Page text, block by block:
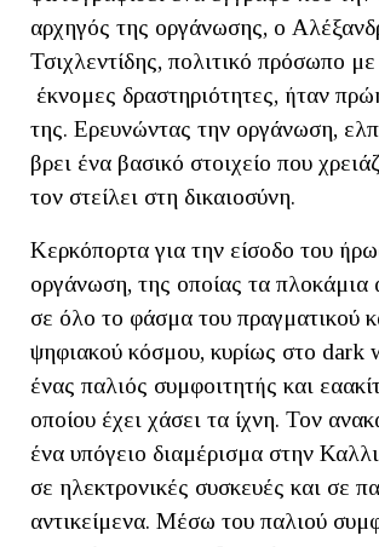
αρχηγός της οργάνωσης, ο
Τσιχλεντίδης, πολιτικό πρόσωπο
έκνομες δραστηριότητες, ήταν
της. Ερευνώντας την οργάνωση,
βρει ένα βασικό στοιχείο που
τον στείλει στη δικαιοσύνη.
Κερκόπορτα για την είσοδο του
οργάνωση, της οποίας τα πλοκάμια
σε όλο το φάσμα του πραγματικού
ψηφιακού κόσμου, κυρίως στο dark
ένας παλιός συμφοιτητής και
οποίου έχει χάσει τα ίχνη. Τον
ένα υπόγειο διαμέρισμα στην
σε ηλεκτρονικές συσκευές και σε
αντικείμενα. Μέσω του παλιού